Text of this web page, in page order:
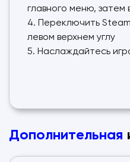
главного меню, затем
4. Переключить
левом верхнем углу
5. Наслаждайтесь
Дополнительная